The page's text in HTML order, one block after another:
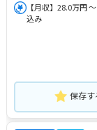
【月収】28.0万円
込み
保存す